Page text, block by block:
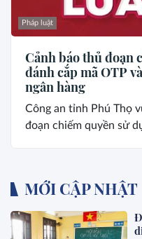
Pháp luật
Cảnh báo thủ đoạn
đánh cắp mã OTP
ngân hàng
Công an tỉnh Phú Thọ
đoạn chiếm quyền sử
MỚI CẬP NHẬT